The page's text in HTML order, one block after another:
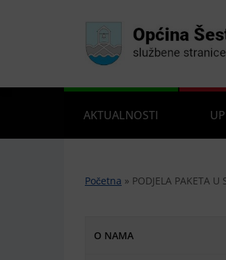
AKTUALNOSTI
Početna » PODJELA PAKETA U
O NAMA